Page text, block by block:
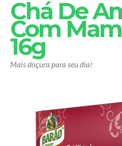
Chá De
Com
16g
Mais doçura para seu dia!